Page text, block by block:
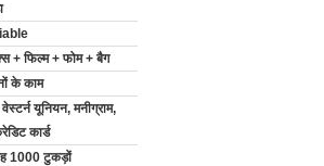
+ फिल्म + फोम + बैग
के काम
यूनियन, मनीग्राम,
कार्ड
1000 टुकड़ों